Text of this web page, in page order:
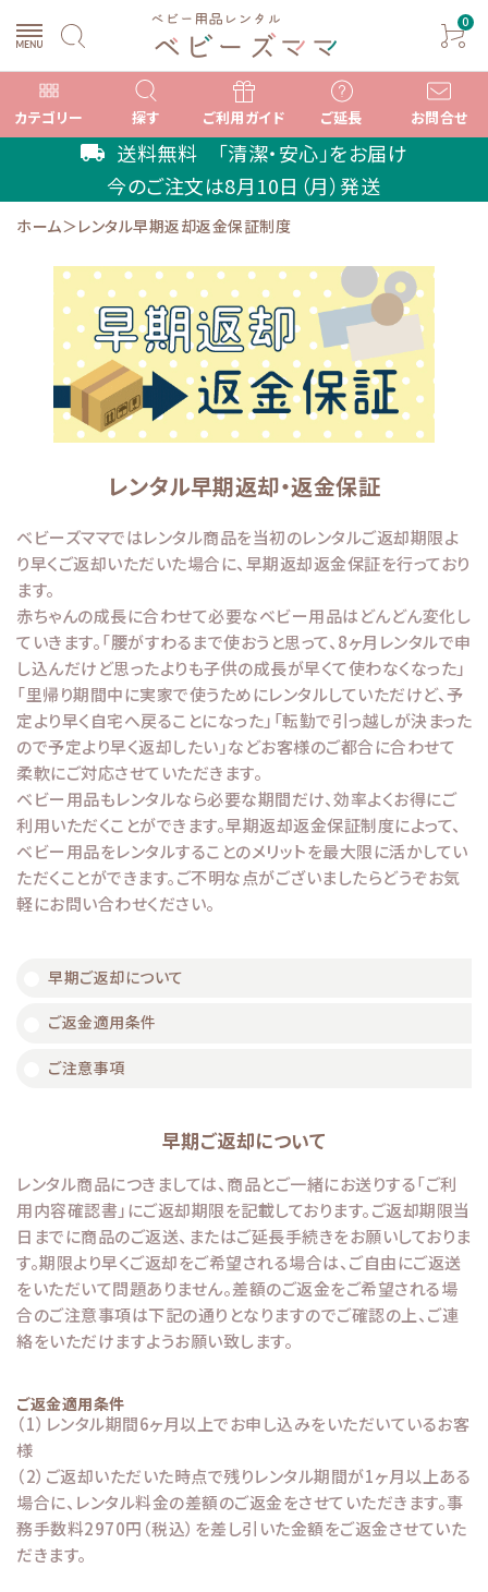
0
カテゴリー 探す ご利用ガイド ご延長 お問合せ
local_shipping 送料無料 「清潔・安心」をお届け
今のご注文は8月10日（月）発送
ACCOUNT MENU
ようこそ ゲスト 様
ログイン person 新規会員登録
コンテンツ
INFORMATIOM
ご利用ガイド
お問い合わせ
特定商取引法表示
プライバシーポリシー
ホーム＞レンタル早期返却返金保証制度
レンタル早期返却・返金保証
ベビーズママではレンタル商品を当初のレンタルご返却期限よ
り早くご返却いただいた場合に、早期返却返金保証を行っており
ます。
赤ちゃんの成長に合わせて必要なベビー用品はどんどん変化し
ていきます。「腰がすわるまで使おうと思って、8ヶ月レンタルで申
し込んだけど思ったよりも子供の成長が早くて使わなくなった」
「里帰り期間中に実家で使うためにレンタルしていただけど、予
定より早く自宅へ戻ることになった」「転勤で引っ越しが決まった
ので予定より早く返却したい」などお客様のご都合に合わせて
柔軟にご対応させていただきます。
ベビー用品もレンタルなら必要な期間だけ、効率よくお得にご
利用いただくことができます。早期返却返金保証制度によって、
ベビー用品をレンタルすることのメリットを最大限に活かしてい
ただくことができます。ご不明な点がございましたらどうぞお気
軽にお問い合わせください。
早期ご返却について
ご返金適用条件
ご注意事項
早期ご返却について
レンタル商品につきましては、商品とご一緒にお送りする「ご利
用内容確認書」にご返却期限を記載しております。ご返却期限当
日までに商品のご返送、またはご延長手続きをお願いしておりま
す。期限より早くご返却をご希望される場合は、ご自由にご返送
をいただいて問題ありません。差額のご返金をご希望される場
合のご注意事項は下記の通りとなりますのでご確認の上、ご連
絡をいただけますようお願い致します。
ご返金適用条件
（1）レンタル期間6ヶ月以上でお申し込みをいただいているお客
様
（2）ご返却いただいた時点で残りレンタル期間が1ヶ月以上ある
場合に、レンタル料金の差額のご返金をさせていただきます。事
務手数料2970円（税込）を差し引いた金額をご返金させていた
だきます。